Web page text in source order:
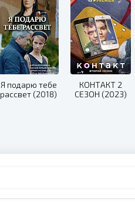
Я подарю тебе
рассвет (2018)
КОНТАКТ 2
СЕЗОН (2023)